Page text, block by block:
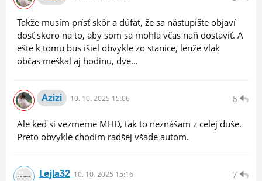
Takže musím prísť skôr a dúfať, že sa nástupište objaví
dosť skoro na to, aby som sa mohla včas naň dostaviť. A
ešte k tomu bus išiel obvykle zo stanice, lenže vlak
občas meškal aj hodinu, dve...
6
Azizi 10. 10. 2025 15:06
Ale keď si vezmeme MHD, tak to neznášam z celej duše.
Preto obvykle chodím radšej všade autom.
7
Lejla32 10. 10. 2025 15:16